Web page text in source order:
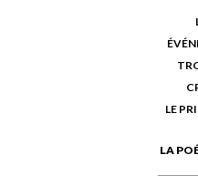
LE
LA